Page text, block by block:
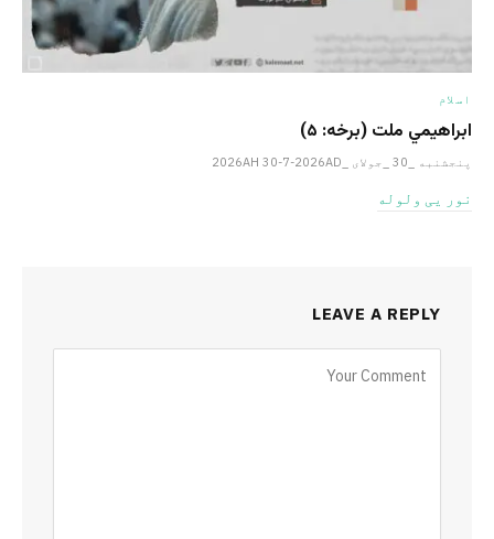
اسلام
ابراهيمي ملت (برخه: ۵)
پنجشنبه _30 _جولای _2026AH 30-7-2026AD
نور یی ولوله
LEAVE A REPLY